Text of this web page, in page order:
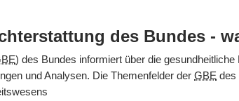
des Bundes -
) des Bundes informiert über die
und Analysen. Die Themenfelder der GBE des